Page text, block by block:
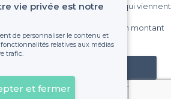
parmi le million de visiteurs qui viennent
engagement, vous payez un montant
de voir déraper la facture.
mon établissement
vie privée est notre
de personnaliser le contenu et
relatives aux médias
trafic.
et fermer